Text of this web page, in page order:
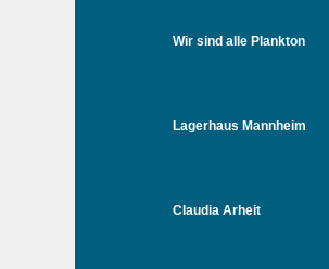
Wir sind alle Plankton
Lagerhaus Mannheim
Claudia Arheit